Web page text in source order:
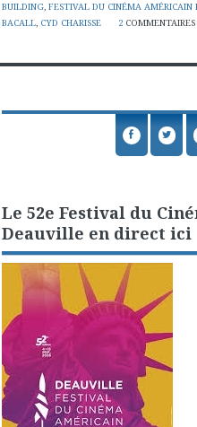
BUILDING, FESTIVAL DU CINÉMA AMÉRICAIN
BACALL, CYD CHARISSE 2 COMMENTAIRES
Le 52e Festival du
Deauville en direct ici